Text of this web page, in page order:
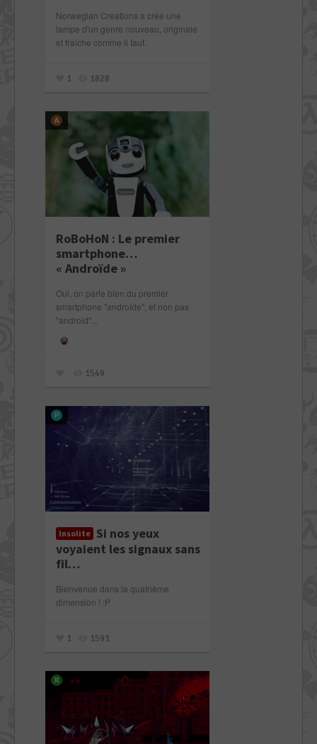
Norwegian Creations a crée une
lampe d'un genre nouveau, originale
et fraîche comme il faut.
1 1828
RoBoHoN : Le premier
smartphone…
« Androïde »
Oui, on parle bien du premier
smartphone "androïde", et non pas
"android"...
1549
Insolite Si nos yeux
voyaient les signaux sans
fil…
Bienvenue dans la quatrième
dimension ! :P
1 1591